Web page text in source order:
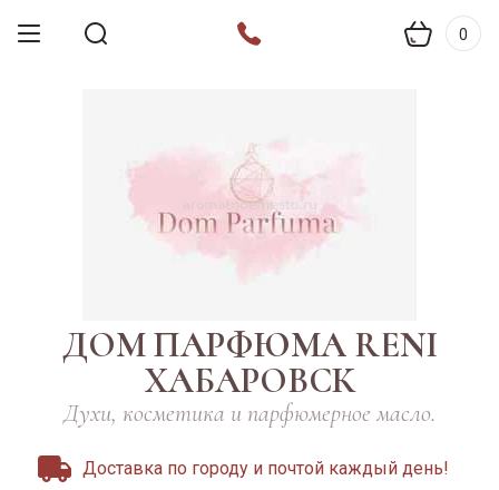
0
ДОМ ПАРФЮМА RENI
ХАБАРОВСК
Духи, косметика и парфюмерное масло.
Доставка по городу и почтой каждый день!